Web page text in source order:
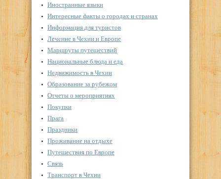
Иностранные языки
Интересные факты о городах и странах
Информация для туристов
Лечение в Чехии и Европе
Маршруты путешествий
Национальные блюда и еда
Недвижимость в Чехии
Образование за рубежом
Отчеты о мероприятиях
Покупки
Прага
Праздники
Проживание на отдыхе
Путешествия по Европе
Связь
Транспорт в Чехии